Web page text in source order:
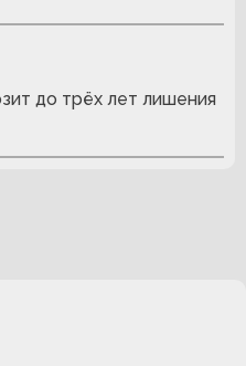
до трёх лет лишения